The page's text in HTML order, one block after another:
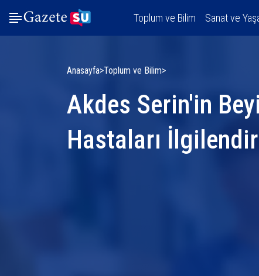
Toplum ve Bilim Sanat ve
Anasayfa Toplum ve Bilim
Akdes Serin'in
Hastaları